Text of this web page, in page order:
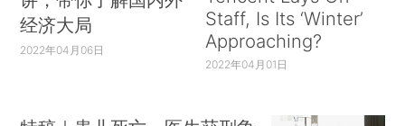
经济大局
2022年04月06日
Staff, Is Its ‘Winter’
Approaching?
2022年04月01日